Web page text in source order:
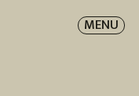
MENU